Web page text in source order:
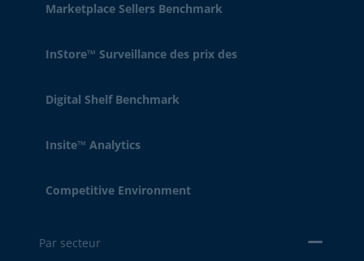
Marketplace Sellers Benchmark
InStore™ Surveillance des prix des
Digital Shelf Benchmark
Insite™ Analytics
Competitive Environment
Par secteur